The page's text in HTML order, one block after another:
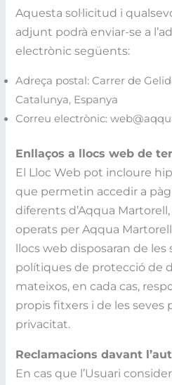
Aquesta sol·licitud i
adjunt podrà enviar-se a
electrònic següents:
Adreça postal: Carrer de
Catalunya, Espanya
Correu electrònic:
Enllaços a llocs web de
El Lloc Web pot incloure
que permetin accedir a
diferents d’Aqqua
operats per Aqqua
llocs web disposaran de
polítiques de protecció de
mateixos, en cada cas,
propis fitxers i de les seves
privacitat.
Reclamacions davant
En cas que l’Usuari